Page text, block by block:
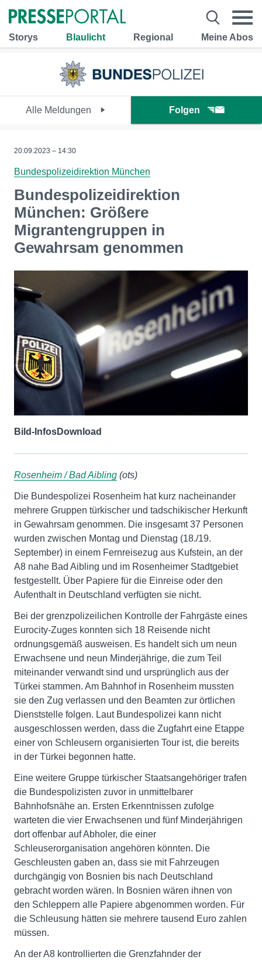
Storys Blaulicht Regional Meine Abos
Alle Meldungen Folgen
20.09.2023 – 14:30
Bundespolizeidirektion München
Bundespolizeidirektion
München: Größere
Migrantengruppen in
Gewahrsam genommen
Bild-InfosDownload
Rosenheim / Bad Aibling (ots)
Die Bundespolizei Rosenheim hat kurz nacheinander
mehrere Gruppen türkischer und tadschikischer Herkunft
in Gewahrsam genommen. Die insgesamt 37 Personen
wurden zwischen Montag und Dienstag (18./19.
September) in einem Fernreisezug aus Kufstein, an der
A8 nahe Bad Aibling und im Rosenheimer Stadtgebiet
festgestellt. Über Papiere für die Einreise oder den
Aufenthalt in Deutschland verfügten sie nicht.
Bei der grenzpolizeilichen Kontrolle der Fahrgäste eines
Eurocity-Zuges konnten sich 18 Reisende nicht
ordnungsgemäß ausweisen. Es handelt sich um neun
Erwachsene und neun Minderjährige, die zum Teil
miteinander verwandt sind und ursprünglich aus der
Türkei stammen. Am Bahnhof in Rosenheim mussten
sie den Zug verlassen und den Beamten zur örtlichen
Dienststelle folgen. Laut Bundespolizei kann nicht
ausgeschlossen werden, dass die Zugfahrt eine Etappe
einer von Schleusern organisierten Tour ist, die bereits
in der Türkei begonnen hatte.
Eine weitere Gruppe türkischer Staatsangehöriger trafen
die Bundespolizisten zuvor in unmittelbarer
Bahnhofsnähe an. Ersten Erkenntnissen zufolge
warteten die vier Erwachsenen und fünf Minderjährigen
dort offenbar auf Abholer, die einer
Schleuserorganisation angehören könnten. Die
Geschleusten gaben an, dass sie mit Fahrzeugen
durchgängig von Bosnien bis nach Deutschland
gebracht worden wären. In Bosnien wären ihnen von
den Schleppern alle Papiere abgenommen worden. Für
die Schleusung hätten sie mehrere tausend Euro zahlen
müssen.
An der A8 kontrollierten die Grenzfahnder der